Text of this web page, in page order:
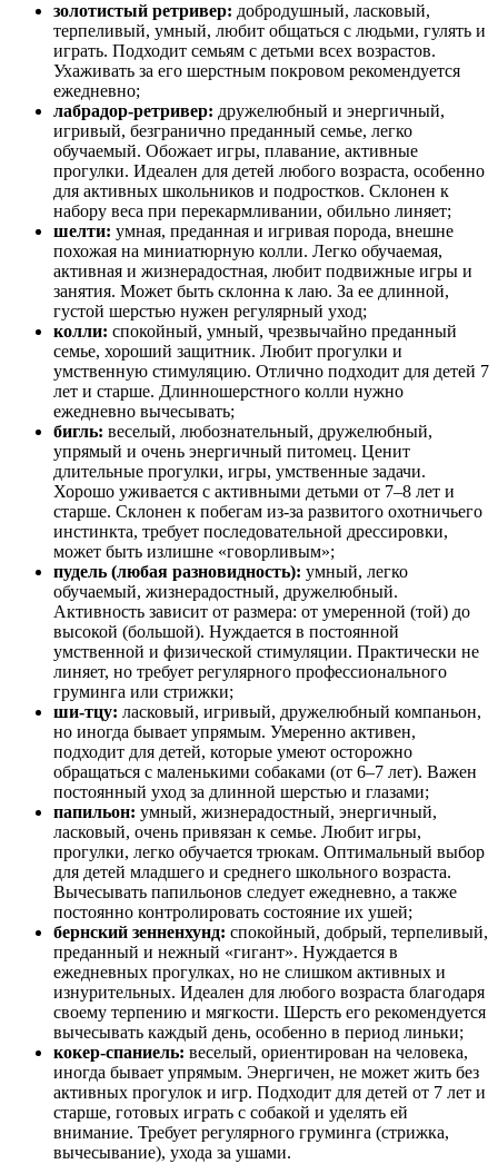
золотистый ретривер: добродушный, ласковый,
терпеливый, умный, любит общаться с людьми, гулять и
играть. Подходит семьям с детьми всех возрастов.
Ухаживать за его шерстным покровом рекомендуется
ежедневно;
лабрадор-ретривер: дружелюбный и энергичный,
игривый, безгранично преданный семье, легко
обучаемый. Обожает игры, плавание, активные
прогулки. Идеален для детей любого возраста, особенно
для активных школьников и подростков. Склонен к
набору веса при перекармливании, обильно линяет;
шелти: умная, преданная и игривая порода, внешне
похожая на миниатюрную колли. Легко обучаемая,
активная и жизнерадостная, любит подвижные игры и
занятия. Может быть склонна к лаю. За ее длинной,
густой шерстью нужен регулярный уход;
колли: спокойный, умный, чрезвычайно преданный
семье, хороший защитник. Любит прогулки и
умственную стимуляцию. Отлично подходит для детей 7
лет и старше. Длинношерстного колли нужно
ежедневно вычесывать;
бигль: веселый, любознательный, дружелюбный,
упрямый и очень энергичный питомец. Ценит
длительные прогулки, игры, умственные задачи.
Хорошо уживается с активными детьми от 7–8 лет и
старше. Склонен к побегам из-за развитого охотничьего
инстинкта, требует последовательной дрессировки,
может быть излишне «говорливым»;
пудель (любая разновидность): умный, легко
обучаемый, жизнерадостный, дружелюбный.
Активность зависит от размера: от умеренной (той) до
высокой (большой). Нуждается в постоянной
умственной и физической стимуляции. Практически не
линяет, но требует регулярного профессионального
груминга или стрижки;
ши-тцу: ласковый, игривый, дружелюбный компаньон,
но иногда бывает упрямым. Умеренно активен,
подходит для детей, которые умеют осторожно
обращаться с маленькими собаками (от 6–7 лет). Важен
постоянный уход за длинной шерстью и глазами;
папильон: умный, жизнерадостный, энергичный,
ласковый, очень привязан к семье. Любит игры,
прогулки, легко обучается трюкам. Оптимальный выбор
для детей младшего и среднего школьного возраста.
Вычесывать папильонов следует ежедневно, а также
постоянно контролировать состояние их ушей;
бернский зенненхунд: спокойный, добрый, терпеливый,
преданный и нежный «гигант». Нуждается в
ежедневных прогулках, но не слишком активных и
изнурительных. Идеален для любого возраста благодаря
своему терпению и мягкости. Шерсть его рекомендуется
вычесывать каждый день, особенно в период линьки;
кокер-спаниель: веселый, ориентирован на человека,
иногда бывает упрямым. Энергичен, не может жить без
активных прогулок и игр. Подходит для детей от 7 лет и
старше, готовых играть с собакой и уделять ей
внимание. Требует регулярного груминга (стрижка,
вычесывание), ухода за ушами.